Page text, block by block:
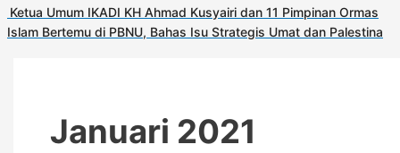
Ketua Umum IKADI KH Ahmad Kusyairi dan 11 Pimpinan Ormas
Islam Bertemu di PBNU, Bahas Isu Strategis Umat dan Palestina
Januari 2021